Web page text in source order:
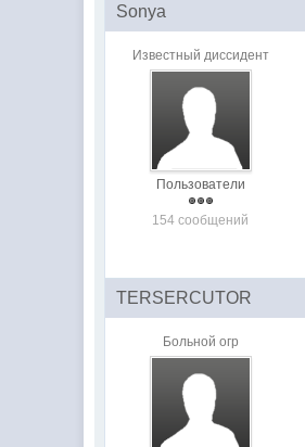
Sonya
Известный диссидент
Пользователи
154 сообщений
TERSERCUTOR
Больной огр